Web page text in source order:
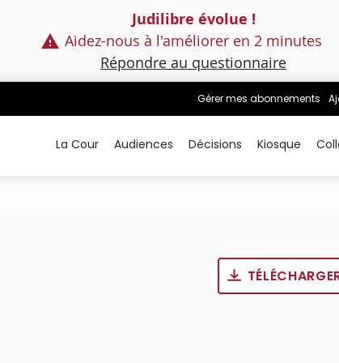
Judilibre évolue !
Aidez-nous à l'améliorer en 2 minutes
Répondre au questionnaire
Gérer mes abonnements
La Cour Audiences Décisions Kiosque